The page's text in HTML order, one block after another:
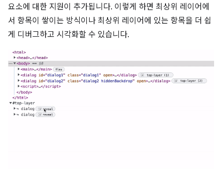
요소에 대한 지원이 추가됩니다. 이렇게 하면 최상위 레이어에
서 항목이 쌓이는 방식이나 최상위 레이어에 있는 항목을 더 쉽
게 디버그하고 시각화할 수 있습니다.